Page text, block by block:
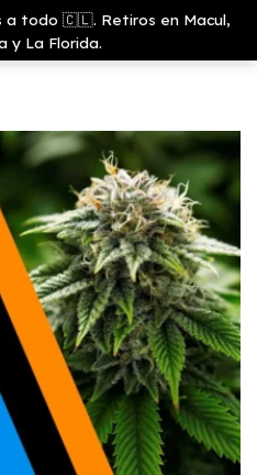
a todo 🇨🇱. Retiros en Macul,
y La Florida.
Growshop
LED